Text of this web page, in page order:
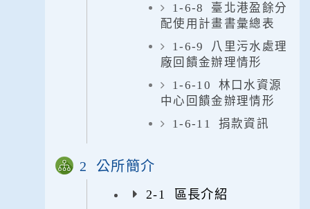
1-6-8 臺北港盈餘分
配使用計畫書彙總表
1-6-9 八里污水處理
廠回饋金辦理情形
1-6-10 林口水資源
中心回饋金辦理情形
1-6-11 捐款資訊
2 公所簡介
2-1 區長介紹